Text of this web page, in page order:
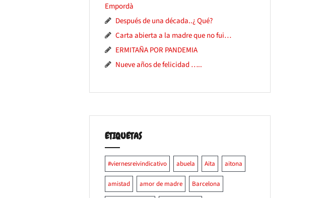
Empordà
Después de una década..¿ Qué?
Carta abierta a la madre que no fui…
ERMITAÑA POR PANDEMIA
Nueve años de felicidad …..
ETIQUETAS
#viernesreivindicativo abuela Aita aitona
amistad amor de madre Barcelona